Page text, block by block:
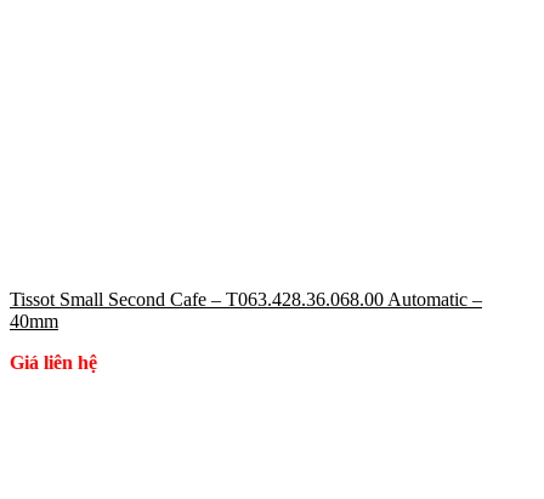
Tissot Small Second Cafe – T063.428.36.068.00 Automatic –
40mm
Giá liên hệ